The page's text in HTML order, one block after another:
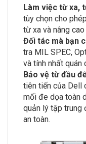
Làm việc từ xa,
tùy chọn cho
từ xa và nâng
Đối tác mà bạn
tra MIL SPEC,
và tính nhất quán
Bảo vệ từ đầu
tiên tiến của Dell
mối đe dọa toàn
quản lý tập trung
an toàn.